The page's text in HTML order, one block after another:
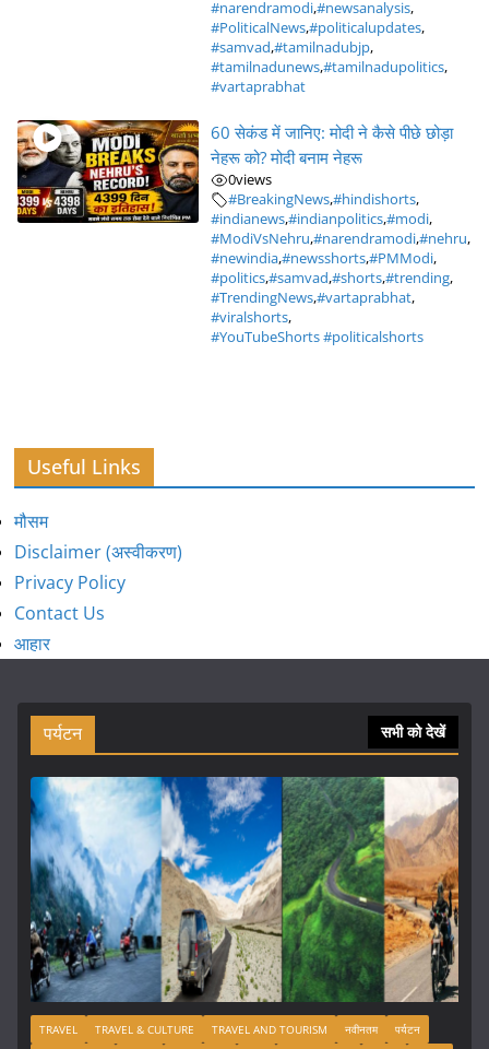
#narendramodi,#newsanalysis,
#PoliticalNews,#politicalupdates,
#samvad,#tamilnadubjp,
#tamilnadunews,#tamilnadupolitics,
#vartaprabhat
60 सेकंड में जानिए: मोदी ने कैसे पीछे छोड़ा
नेहरू को? मोदी बनाम नेहरू
0views
#BreakingNews,#hindishorts,
#indianews,#indianpolitics,#modi,
#ModiVsNehru,#narendramodi,#nehru,
#newindia,#newsshorts,#PMModi,
#politics,#samvad,#shorts,#trending,
#TrendingNews,#vartaprabhat,
#viralshorts,
#YouTubeShorts #politicalshorts
Useful Links
मौसम
Disclaimer (अस्वीकरण)
Privacy Policy
Contact Us
आहार
पर्यटन सभी को देखें
TRAVEL TRAVEL & CULTURE TRAVEL AND TOURISM नवीनतम
पर्यटन